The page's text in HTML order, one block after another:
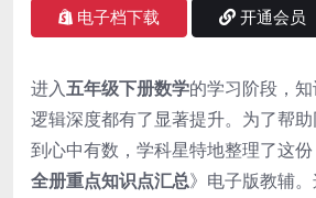
电子档下载 开通会员
进入五年级下册数学的学习阶段，
逻辑深度都有了显著提升。为了帮
到心中有数，学科星特地整理了这份
全册重点知识点汇总》电子版教辅